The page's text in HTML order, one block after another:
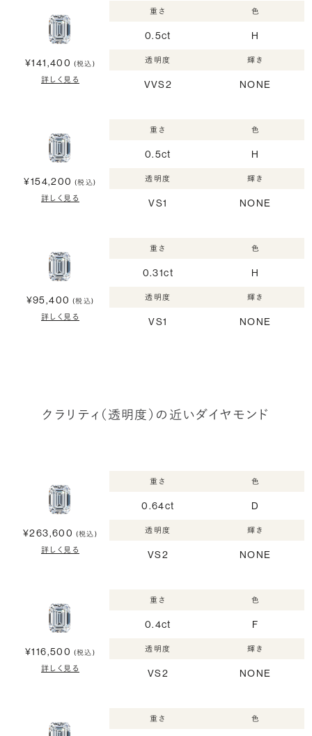
¥141,400 (税込)
詳しく見る
重さ
0.5ct
色
H
透明度
VVS2
輝き
NONE
¥154,200 (税込)
詳しく見る
重さ
0.5ct
色
H
透明度
VS1
輝き
NONE
¥95,400 (税込)
詳しく見る
重さ
0.31ct
色
H
透明度
VS1
輝き
NONE
クラリティ（透明度）の近いダイヤモンド
¥263,600 (税込)
詳しく見る
重さ
0.64ct
色
D
透明度
VS2
輝き
NONE
¥116,500 (税込)
詳しく見る
重さ
0.4ct
色
F
透明度
VS2
輝き
NONE
重さ 色